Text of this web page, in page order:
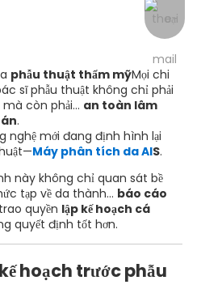
phẫu thuật thẩm mỹMọi chi
sĩ phẫu thuật không chỉ phải
còn phải... an toàn lâm
.
nghệ mới đang định hình lại
Máy phân tích da AIS.
này không chỉ quan sát bề
tạp về da thành... báo cáo
trao quyền lập kế hoạch cá
quyết định tốt hơn.
hoạch trước phẫu